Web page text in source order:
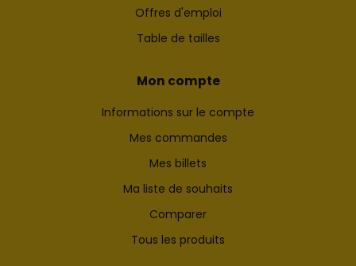
Offres d'emploi
Table de tailles
Mon compte
Informations sur le compte
Mes commandes
Mes billets
Ma liste de souhaits
Comparer
Tous les produits